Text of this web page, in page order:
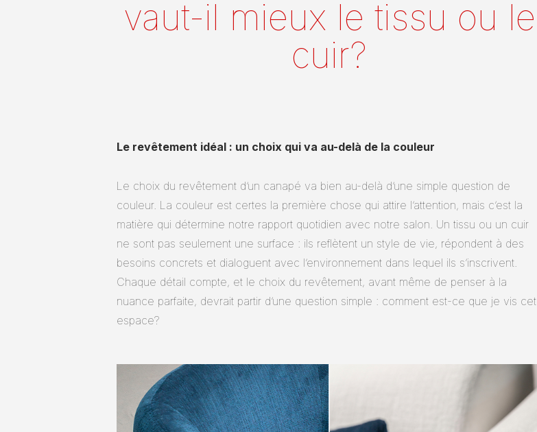
vaut-il mieux le tissu ou le
cuir?
Le revêtement idéal : un choix qui va au-delà de la couleur
Le choix du revêtement d’un canapé va bien au-delà d’une simple question de
couleur. La couleur est certes la première chose qui attire l’attention, mais c’est la
matière qui détermine notre rapport quotidien avec notre salon. Un tissu ou un cuir
ne sont pas seulement une surface : ils reflètent un style de vie, répondent à des
besoins concrets et dialoguent avec l’environnement dans lequel ils s’inscrivent.
Chaque détail compte, et le choix du revêtement, avant même de penser à la
nuance parfaite, devrait partir d’une question simple : comment est-ce que je vis cet
espace?